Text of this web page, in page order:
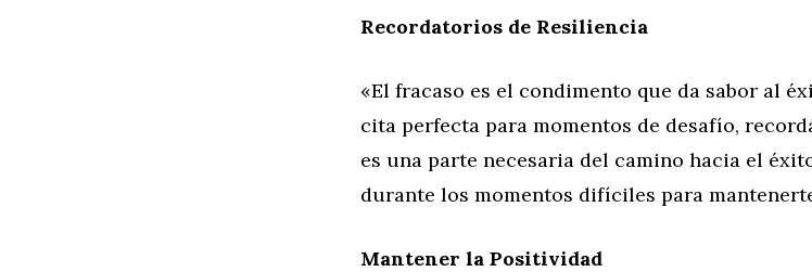
Recordatorios de Resiliencia
«El fracaso es el condimento que da sabor al
cita perfecta para momentos de desafío,
es una parte necesaria del camino hacia el
durante los momentos difíciles para
Mantener la Positividad